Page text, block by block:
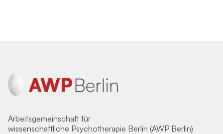
Arbeitsgemeinschaft für
wissenschaftliche Psychotherapie Berlin (AWP Berlin)